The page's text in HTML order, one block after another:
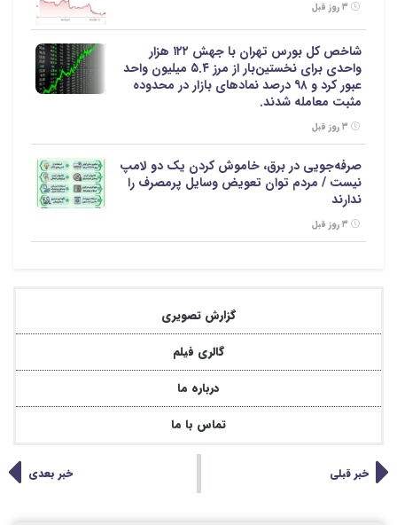
شاخص کل بورس تهران با جهش ۱۲۲ هزار
واحدی برای نخستین‌بار از مرز ۵.۴ میلیون واحد
عبور کرد و ۹۸ درصد نمادهای بازار در محدوده
مثبت معامله شدند.
صرفه‌جویی در برق، خاموش کردن یک دو لامپ
نیست / مردم توان تعویض وسایل پرمصرف را
ندارند
گزارش تصویری
گالری فیلم
درباره ما
تماس با ما
خبر قبلی خبر بعدی